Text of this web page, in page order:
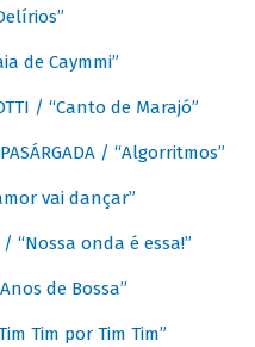
de Caymmi”
/ “Canto de Marajó”
/ “Algorritmos”
vai dançar”
/ “Nossa onda é essa!”
de Bossa”
Tim por Tim Tim”